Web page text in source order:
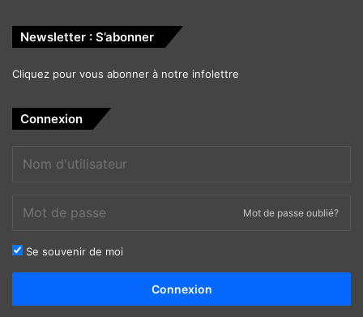
Newsletter : S’abonner
Cliquez pour vous abonner à notre infolettre
Connexion
Mot de passe oublié?
Se souvenir de moi
Connexion